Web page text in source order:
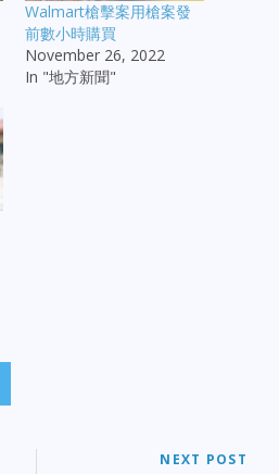
Walmart槍擊案用槍案發
前數小時購買
November 26, 2022
In "地方新聞"
NEXT POST